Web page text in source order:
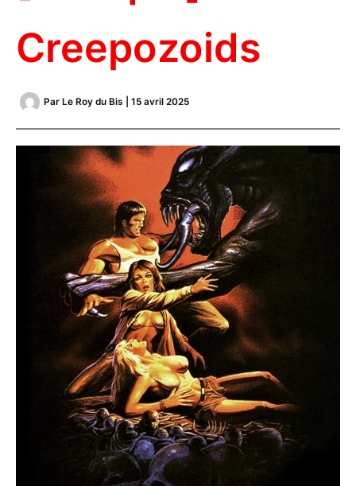
Creepozoids
Par Le Roy du Bis 15 avril 2025